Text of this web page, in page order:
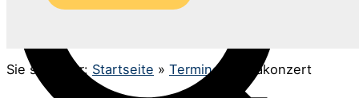
Sie sind hier: Startseite » Termine Aulakonzert